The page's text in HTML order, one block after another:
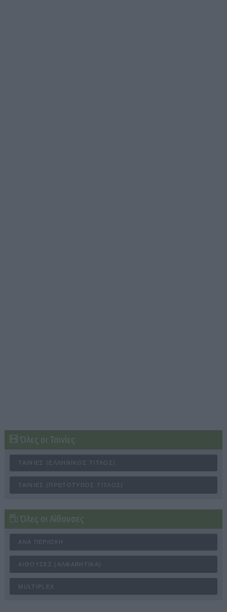
Όλες οι Ταινίες
ΤΑΙΝΊΕΣ (ΕΛΛΗΝΙΚΌΣ ΤΊΤΛΟΣ)
ΤΑΙΝΊΕΣ (ΠΡΩΤΌΤΥΠΟΣ ΤΊΤΛΟΣ)
Όλες οι Αίθουσες
ΑΝΆ ΠΕΡΙΟΧΉ
ΑΊΘΟΥΣΕΣ (ΑΛΦΑΒΗΤΙΚΆ)
MULTIPLEX